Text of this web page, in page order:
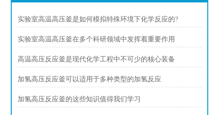
实验室高温高压釜是如何模拟特殊环境下化学反应的?
实验室高温高压釜在多个科研领域中发挥着重要作用
高温高压反应釜是现代化学工程中不可少的核心装备
加氢高压反应釜可以适用于多种类型的加氢反应
加氢高压反应釜的这些知识值得我们学习